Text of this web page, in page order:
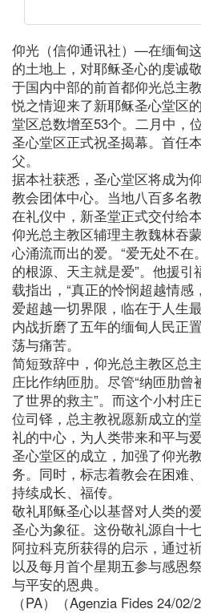
仰光（信仰通讯社）—在缅甸
的土地上，对耶稣圣心的虔诚
于国内中部的前首都仰光总主
悦之情迎来了新耶稣圣心堂区
堂区总数增至53个。二月中，
圣心堂区正式祝圣揭幕。首任
父。
据本社获悉，圣心堂区将成为
教会团体中心。当地八百多名
在礼仪中，新圣堂正式交付给
仰光总主教区辅理主教魏林吞
心涌流而出的爱。“爱无处不
的根源、天主就是爱”。他援
载指出，“真正的怜悯超越情
爱超越一切界限，临在于人生
内战折磨了五年的缅甸人民正
荡与痛苦。
简短致辞中，仰光总主教区总
庄比作纳匝肋。尽管“纳匝肋
了世界的救主”。而这个小村
位司铎，总主教祝愿新成立的
礼的中心，为人类带来和平与爱
圣心堂区的成立，加强了仰光
务。同时，标志着教会在困难
持续成长、福传。
敬礼耶稣圣心以基督对人类的
圣心为象征。这份敬礼源自十
阿拉科克所获得的启示，通过
以及每月首个星期五参与感恩
与平安的恩典。
（PA）（Agenzia Fides 24/02/